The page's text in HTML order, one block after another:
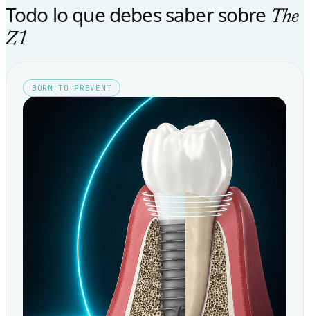
Todo lo que debes saber sobre The
Z1
BORN TO PREVENT